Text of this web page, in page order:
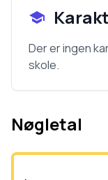
Der er ingen
skole.
Nøgletal